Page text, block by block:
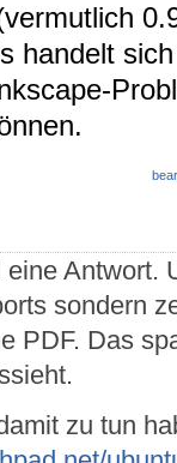
handelt
Antwort.
sondern
PDF. Das
zu tun